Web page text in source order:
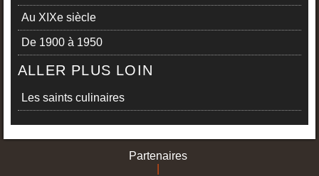
Au XIXe siècle
De 1900 à 1950
ALLER PLUS LOIN
Les saints culinaires
Partenaires